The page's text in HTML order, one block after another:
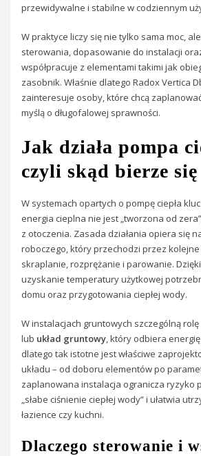
przewidywalne i stabilne w codziennym
W praktyce liczy się nie tylko sama moc,
sterowania, dopasowanie do instalacji
współpracuje z elementami takimi jak
zasobnik. Właśnie dlatego Radox Vertica
zainteresuje osoby, które chcą
myślą o długofalowej sprawności.
Jak działa pompa
czyli skąd bierze się
W systemach opartych o pompę ciepła
energia cieplna nie jest „tworzona od
z otoczenia. Zasada działania opiera się
roboczego, który przechodzi przez
skraplanie, rozprężanie i parowanie.
uzyskanie temperatury użytkowej
domu oraz przygotowania ciepłej wody.
W instalacjach gruntowych szczególną
lub układ gruntowy, który odbiera energię
dlatego tak istotne jest właściwe
układu – od doboru elementów po
zaplanowana instalacja ogranicza ryzyko
„słabe ciśnienie ciepłej wody” i ułatwia
łazience czy kuchni.
Dlaczego sterowanie i